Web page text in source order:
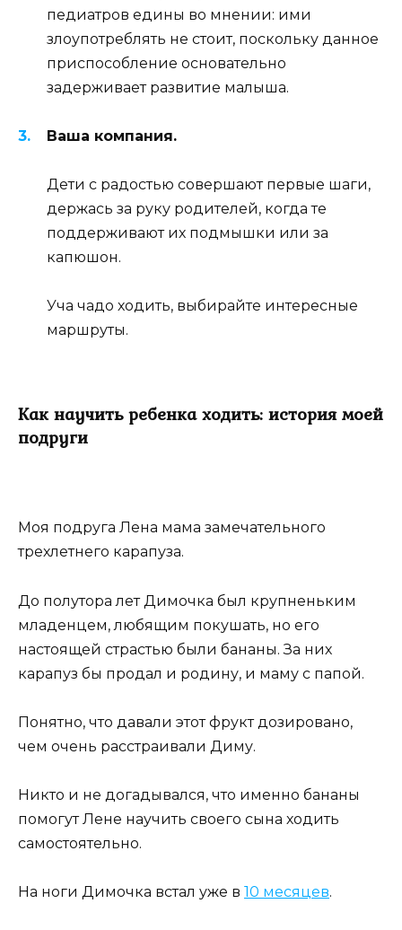
педиатров едины во мнении: ими
злоупотреблять не стоит, поскольку данное
приспособление основательно
задерживает развитие малыша.
Ваша компания.
Дети с радостью совершают первые шаги,
держась за руку родителей, когда те
поддерживают их подмышки или за
капюшон.
Уча чадо ходить, выбирайте интересные
маршруты.
Как научить ребенка ходить: история моей
подруги
Моя подруга Лена мама замечательного
трехлетнего карапуза.
До полутора лет Димочка был крупненьким
младенцем, любящим покушать, но его
настоящей страстью были бананы. За них
карапуз бы продал и родину, и маму с папой.
Понятно, что давали этот фрукт дозировано,
чем очень расстраивали Диму.
Никто и не догадывался, что именно бананы
помогут Лене научить своего сына ходить
самостоятельно.
На ноги Димочка встал уже в 10 месяцев.